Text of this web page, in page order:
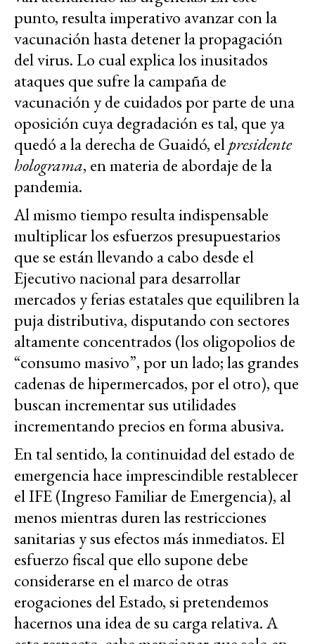
punto, resulta imperativo avanzar con la
vacunación hasta detener la propagación
del virus. Lo cual explica los inusitados
ataques que sufre la campaña de
vacunación y de cuidados por parte de una
oposición cuya degradación es tal, que ya
quedó a la derecha de Guaidó, elpresidente
holograma, en materia de abordaje de la
pandemia.
Al mismo tiempo resulta indispensable
multiplicar los esfuerzos presupuestarios
que se están llevando a cabo desde el
Ejecutivo nacional para desarrollar
mercados y ferias estatales que equilibren la
puja distributiva, disputando con sectores
altamente concentrados (los oligopolios de
“consumo masivo”, por un lado; las grandes
cadenas de hipermercados, por el otro), que
buscan incrementar sus utilidades
incrementando precios en forma abusiva.
En tal sentido, la continuidad del estado de
emergencia hace imprescindible restablecer
el IFE (Ingreso Familiar de Emergencia), al
menos mientras duren las restricciones
sanitarias y sus efectos más inmediatos. El
esfuerzo fiscal que ello supone debe
considerarse en el marco de otras
erogaciones del Estado, si pretendemos
hacernos una idea de su carga relativa. A